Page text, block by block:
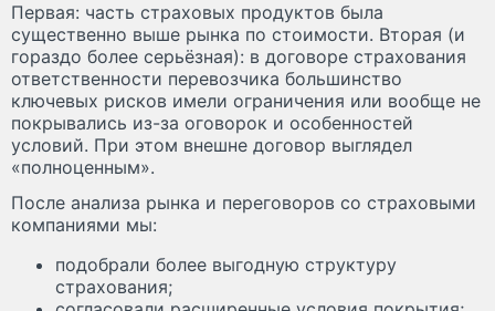
Первая: часть страховых продуктов была
существенно выше рынка по стоимости. Вторая (и
гораздо более серьёзная): в договоре страхования
ответственности перевозчика большинство
ключевых рисков имели ограничения или вообще не
покрывались из-за оговорок и особенностей
условий. При этом внешне договор выглядел
«полноценным».
После анализа рынка и переговоров со страховыми
компаниями мы:
подобрали более выгодную структуру
страхования;